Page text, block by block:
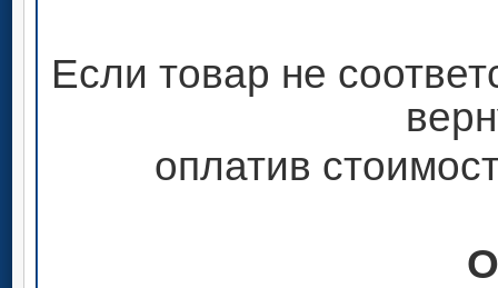
Если товар не
оплатив